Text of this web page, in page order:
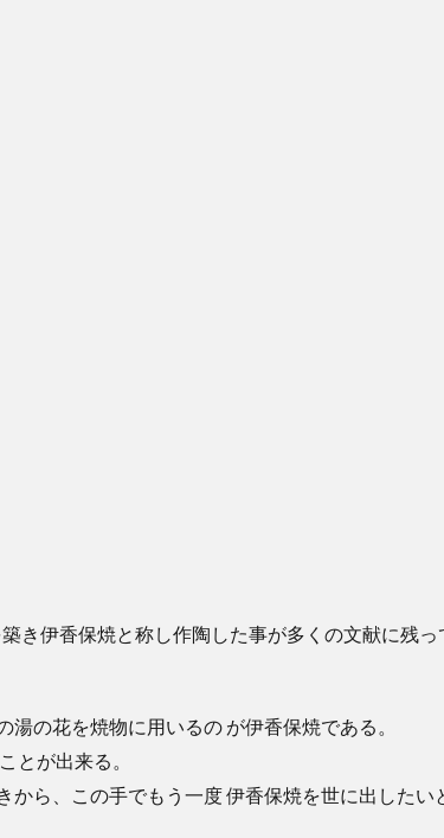
き伊香保焼と称し作陶した事が多くの文献に残
の花を焼物に用いるの が伊香保焼である。
とが出来る。
ら、この手でもう一度 伊香保焼を世に出した